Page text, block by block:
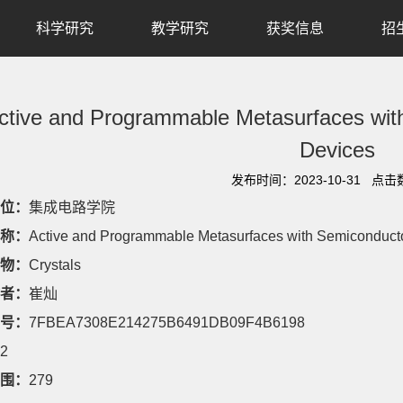
科学研究 教学研究 获奖信息 招
and Programmable Metasurfaces
Devices
发布时间：2023-10-31 点击
： 集成电路学院
： Active and Programmable Metasurfaces with
： Crystals
： 崔灿
： 7FBEA7308E214275B6491DB09F4B6198
2
： 279